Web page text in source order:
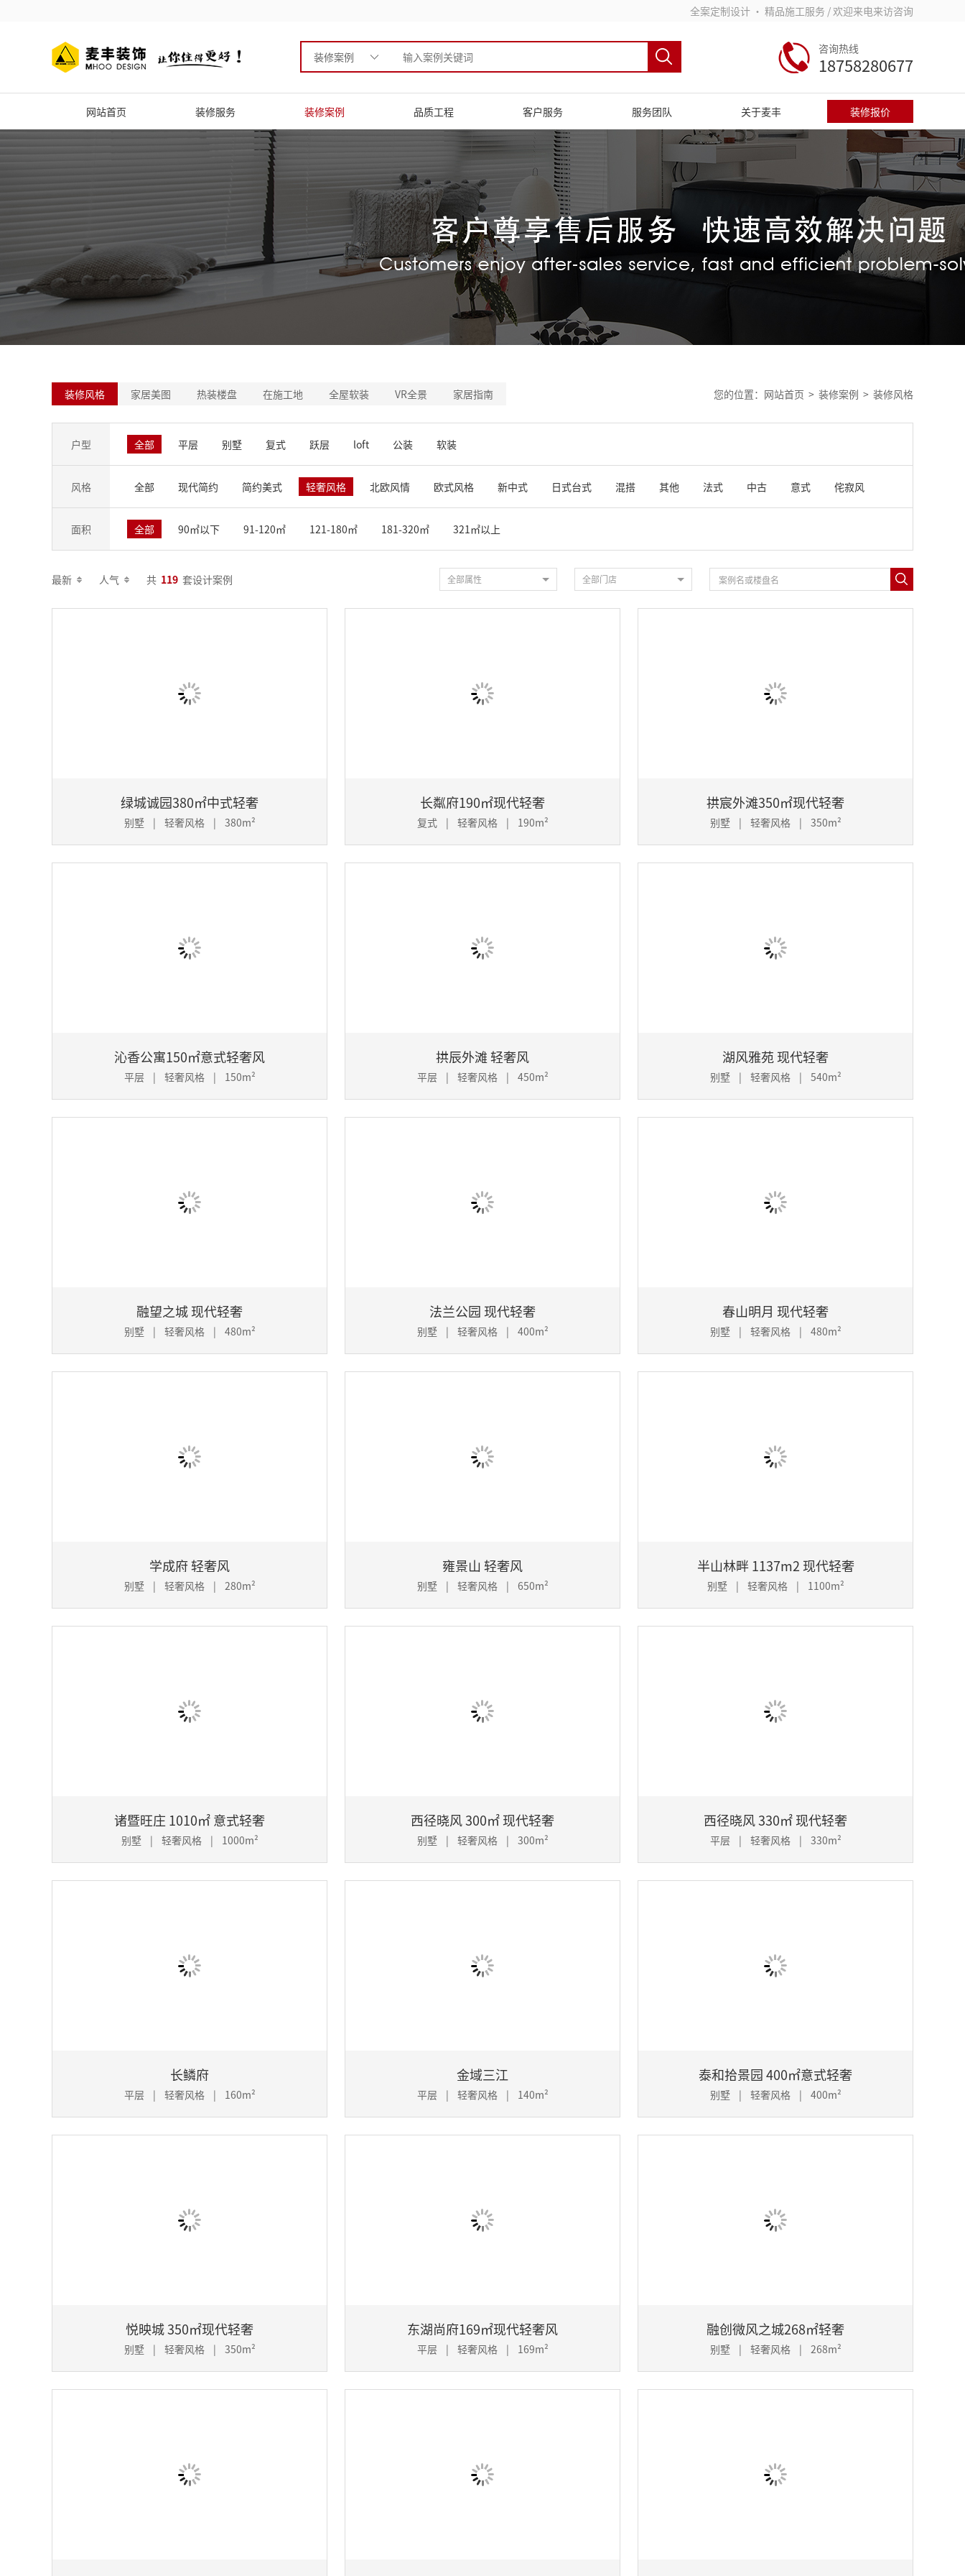
全案定制设计 • 精品施工服务 / 欢迎来电来访咨询
装修案例
咨询热线
18758280677
网站首页 装修服务 装修案例 品质工程 客户服务 服务团队 关于麦丰 装修报价
装修风格 家居美图 热装楼盘 在施工地 全屋软装 VR全景 家居指南 您的位置： 网站首页 > 装修案例 > 装修风格
户型 全部 平层 别墅 复式 跃层 loft 公装 软装
风格 全部 现代简约 简约美式 轻奢风格 北欧风情 欧式风格 新中式 日式台式 混搭 其他 法式 中古 意式 侘寂风
面积 全部 90㎡以下 91-120㎡ 121-180㎡ 181-320㎡ 321㎡以上
最新 人气 共 119 套设计案例 全部属性 全部门店
绿城诚园380㎡中式轻奢
别墅 | 轻奢风格 | 380m²
长粼府190㎡现代轻奢
复式 | 轻奢风格 | 190m²
拱宸外滩350㎡现代轻奢
别墅 | 轻奢风格 | 350m²
沁香公寓150㎡意式轻奢风
平层 | 轻奢风格 | 150m²
拱辰外滩 轻奢风
平层 | 轻奢风格 | 450m²
湖风雅苑 现代轻奢
别墅 | 轻奢风格 | 540m²
融望之城 现代轻奢
别墅 | 轻奢风格 | 480m²
法兰公园 现代轻奢
别墅 | 轻奢风格 | 400m²
春山明月 现代轻奢
别墅 | 轻奢风格 | 480m²
学成府 轻奢风
别墅 | 轻奢风格 | 280m²
雍景山 轻奢风
别墅 | 轻奢风格 | 650m²
半山林畔 1137m2 现代轻奢
别墅 | 轻奢风格 | 1100m²
诸暨旺庄 1010㎡ 意式轻奢
别墅 | 轻奢风格 | 1000m²
西径晓风 300㎡ 现代轻奢
别墅 | 轻奢风格 | 300m²
西径晓风 330㎡ 现代轻奢
平层 | 轻奢风格 | 330m²
长鳞府
平层 | 轻奢风格 | 160m²
金域三江
平层 | 轻奢风格 | 140m²
泰和拾景园 400㎡意式轻奢
别墅 | 轻奢风格 | 400m²
悦映城 350㎡现代轻奢
别墅 | 轻奢风格 | 350m²
东湖尚府169㎡现代轻奢风
平层 | 轻奢风格 | 169m²
融创微风之城268㎡轻奢
别墅 | 轻奢风格 | 268m²